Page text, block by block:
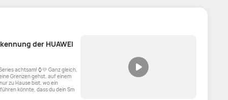
der HUAWEI
⌚️💛 Ganz gleich,
Grenzen gehst, auf einem
zu Hause bist, wo ein
könnte, dass du dein Sm